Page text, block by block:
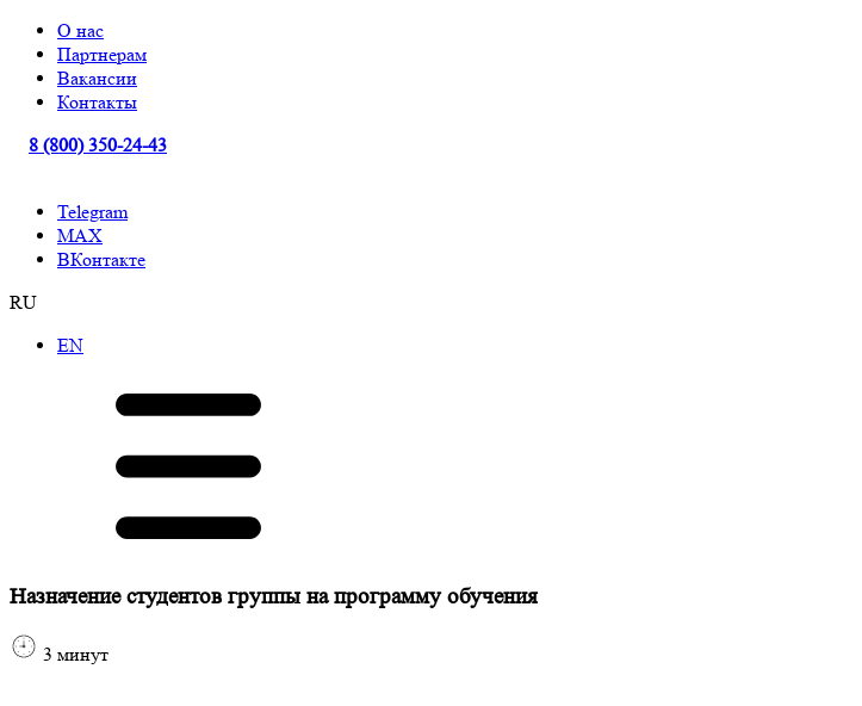
О нас
Партнерам
Вакансии
Контакты
8 (800) 350-24-43
Telegram
МАХ
ВКонтакте
RU
EN
Назначение студентов группы на программу обучения
3 минут